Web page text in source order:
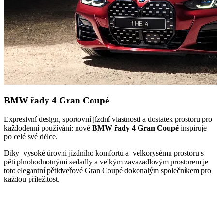
BMW řady 4 Gran Coupé
Expresivní design, sportovní jízdní vlastnosti a dostatek prostoru pro
každodenní používání: nové BMW řady 4 Gran Coupé inspiruje
po celé své délce.
Díky vysoké úrovni jízdního komfortu a velkorysému prostoru s
pěti plnohodnotnými sedadly a velkým zavazadlovým prostorem je
toto elegantní pětidveřové Gran Coupé dokonalým společníkem pro
každou příležitost.